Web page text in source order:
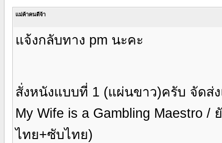
แม่ค้าคนดีจ้า
แจ้งกลับทาง pm นะคะ
สั่งหนังแบบที่ 1 (แผ่นขาว)ครับ จัดส่
My Wife is a Gambling Maestro
ไทย+ซับไทย)